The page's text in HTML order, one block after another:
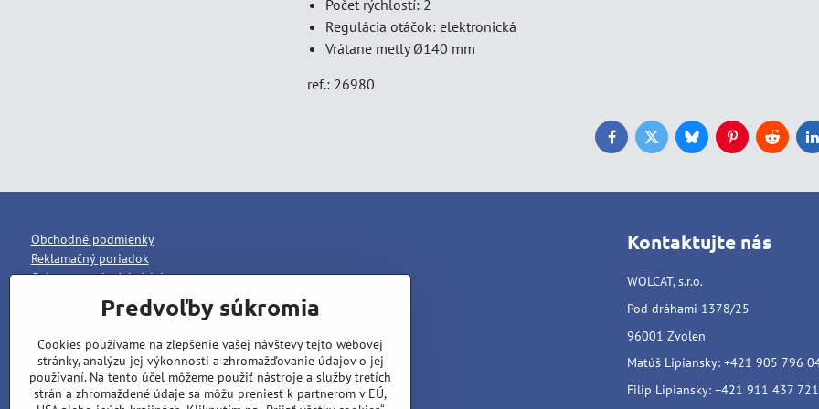
Počet rýchlostí: 2
Regulácia otáčok: elektronická
Vrátane metly Ø140 mm
ref.: 26980
FacebookTwitterBlueskyPinterestReddit
Obchodné podmienky
Reklamačný poriadok
Ochrana osobných údajov
Kontaktujte nás
WOLCAT, s.r.o.
Pod dráhami 1378/25
96001 Zvolen
Matúš Lipiansky: +421 905 796
Filip Lipiansky: +421 911 437 721
Predvoľby súkromia
Cookies používame na zlepšenie vašej návštevy tejto webovej
stránky, analýzu jej výkonnosti a zhromažďovanie údajov o jej
používaní. Na tento účel môžeme použiť nástroje a služby tretích
strán a zhromaždené údaje sa môžu preniesť k partnerom v EÚ,